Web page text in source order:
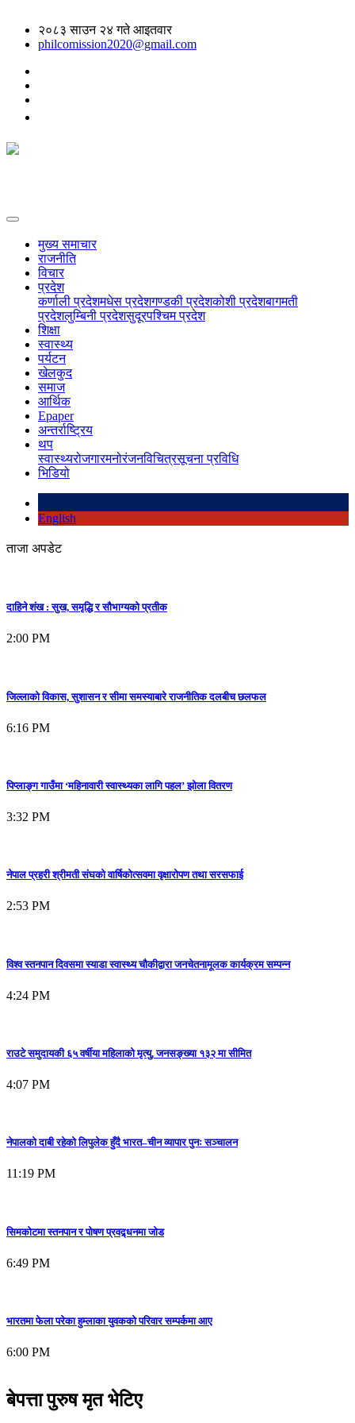
२०८३ साउन २४ गते आइतवार
philcomission2020@gmail.com
मुख्य समाचार
राजनीति
विचार
प्रदेश
कर्णाली प्रदेशमधेस प्रदेशगण्डकी प्रदेशकोशी प्रदेशबागमती
प्रदेशलुम्बिनी प्रदेशसुदूरपश्चिम प्रदेश
शिक्षा
स्वास्थ्य
पर्यटन
खेलकुद
समाज
आर्थिक
Epaper
अन्तर्राष्ट्रिय
थप
स्वास्थ्यरोजगारमनोरंजनविचित्रसूचना प्रविधि
भिडियो
English
ताजा अपडेट
दाहिने शंख : सुख, समृद्धि र सौभाग्यको प्रतीक
2:00 PM
जिल्लाको विकास, सुशासन र सीमा समस्याबारे राजनीतिक दलबीच छलफल
6:16 PM
पिप्लाङ्ग गाउँमा ‘महिनावारी स्वास्थ्यका लागि पहल’ झोला वितरण
3:32 PM
नेपाल प्रहरी श्रीमती संघको वार्षिकोत्सवमा वृक्षारोपण तथा सरसफाई
2:53 PM
विश्व स्तनपान दिवसमा स्याडा स्वास्थ्य चौकीद्वारा जनचेतनामूलक कार्यक्रम सम्पन्न
4:24 PM
राउटे समुदायकी ६५ वर्षीया महिलाको मृत्यु, जनसङ्ख्या १३२ मा सीमित
4:07 PM
नेपालको दाबी रहेको लिपुलेक हुँदै भारत–चीन व्यापार पुनः सञ्चालन
11:19 PM
सिमकोटमा स्तनपान र पोषण प्रवद्र्धनमा जोड
6:49 PM
भारतमा फेला परेका हुम्लाका युवकको परिवार सम्पर्कमा आए
6:00 PM
बेपत्ता पुरुष मृत भेटिए